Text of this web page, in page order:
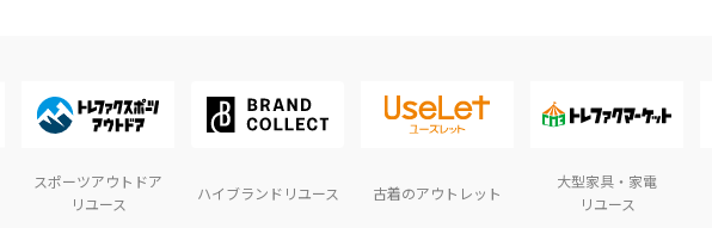
スポーツアウトドア
リユース
ハイブランドリユース 古着のアウトレット
大型家具・家電
リユース